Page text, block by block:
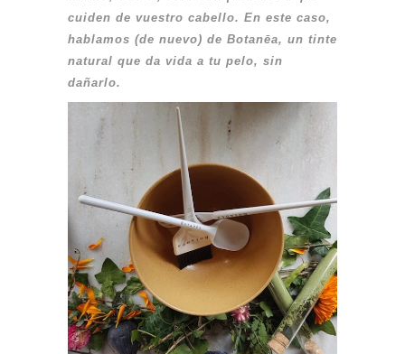
cuiden de vuestro cabello. En este caso,
hablamos (de nuevo) de Botanēa, un tinte
natural que da vida a tu pelo, sin
dañarlo.